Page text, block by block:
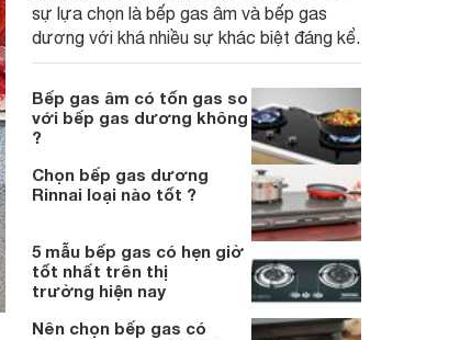
sự lựa chọn là bếp gas âm và bếp gas
dương với khá nhiều sự khác biệt đáng kể.
Bếp gas âm có tốn gas so
với bếp gas dương không
?
Chọn bếp gas dương
Rinnai loại nào tốt ?
5 mẫu bếp gas có hẹn giờ
tốt nhất trên thị
trường hiện nay
Nên chọn bếp gas có